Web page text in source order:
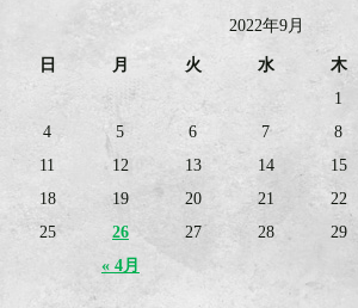
2022年9月
日 月 火 水 木
« 4月
1
4
5 6 7 8
11
12 13 14 15
18
19 20 21 22
25
26 27 28 29